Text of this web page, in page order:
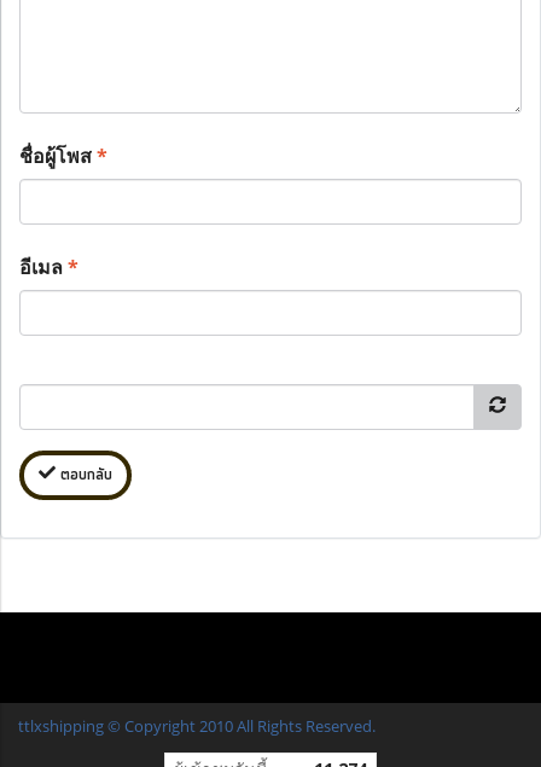
ชื่อผู้โพส*
อีเมล*
ตอบกลับ
ttlxshipping © Copyright 2010 All Rights Reserved.